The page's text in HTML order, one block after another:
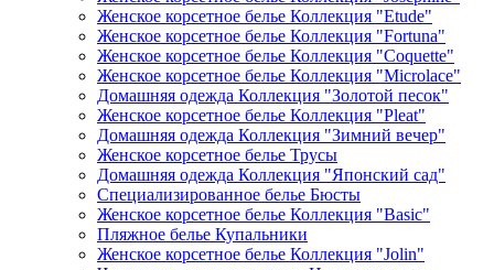
Женское корсетное белье Коллекция "Etude"
Женское корсетное белье Коллекция "Fortuna"
Женское корсетное белье Коллекция "Coquette"
Женское корсетное белье Коллекция "Microlace"
Домашняя одежда Коллекция "Золотой песок"
Женское корсетное белье Коллекция "Pleat"
Домашняя одежда Коллекция "Зимний вечер"
Женское корсетное белье Трусы
Домашняя одежда Коллекция "Японский сад"
Специализированное белье Бюсты
Женское корсетное белье Коллекция "Basic"
Пляжное белье Купальники
Женское корсетное белье Коллекция "Jolin"